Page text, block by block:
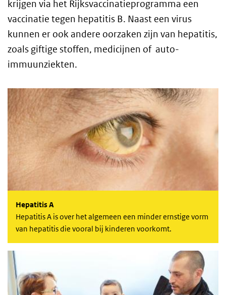
krijgen via het Rijksvaccinatieprogramma een
vaccinatie tegen hepatitis B. Naast een virus
kunnen er ook andere oorzaken zijn van hepatitis,
zoals giftige stoffen, medicijnen of auto-
immuunziekten.
Hepatitis A
Hepatitis A
Hepatitis A is over het algemeen een minder ernstige vorm
van hepatitis die vooral bij kinderen voorkomt.
Hepatitis B